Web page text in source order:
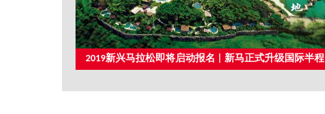
2019新兴马拉松即将启动报名 | 新马正式升级国际半程